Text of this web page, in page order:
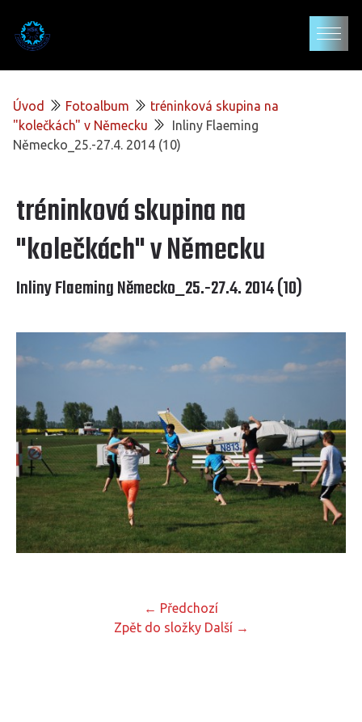
Úvod Fotoalbum
tréninková skupina na
"kolečkách" v Německu
Inliny Flaeming
Německo_25.-27.4. 2014 (10)
tréninková skupina na
"kolečkách" v Německu
Inliny Flaeming Německo_25.-27.4. 2014 (10)
← Předchozí
Zpět do složky Další →